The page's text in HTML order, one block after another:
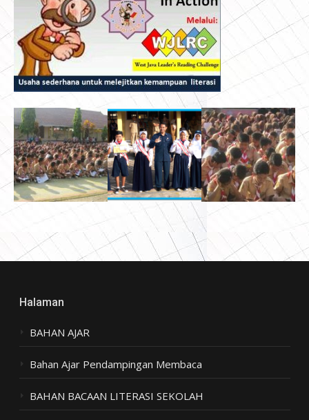
Halaman
BAHAN AJAR
Bahan Ajar Pendampingan Membaca
BAHAN BACAAN LITERASI SEKOLAH